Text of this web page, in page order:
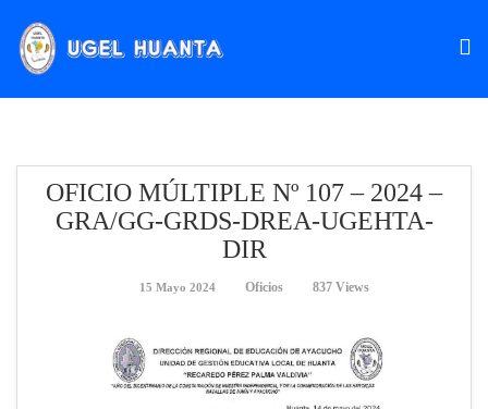
OFICIO MÚLTIPLE Nº 107 – 2024 –
GRA/GG-GRDS-DREA-UGEHTA-
DIR
15 Mayo 2024 Oficios 837 Views